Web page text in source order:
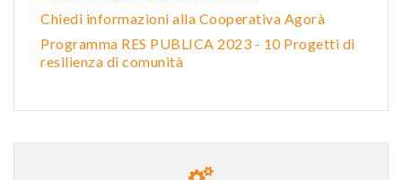
Chiedi informazioni alla Cooperativa Agorà
Programma RES PUBLICA 2023 - 10 Progetti di
resilienza di comunità